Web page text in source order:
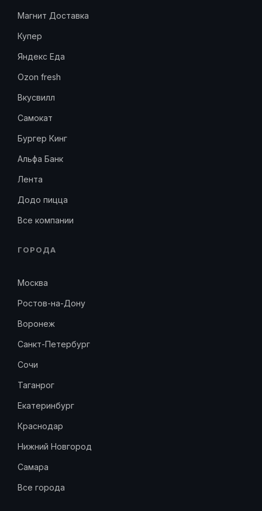
Магнит Доставка
Купер
Яндекс Еда
Ozon fresh
Вкусвилл
Самокат
Бургер Кинг
Альфа Банк
Лента
Додо пицца
Все компании
ГОРОДА
Москва
Ростов-на-Дону
Воронеж
Санкт-Петербург
Сочи
Таганрог
Екатеринбург
Краснодар
Нижний Новгород
Самара
Все города